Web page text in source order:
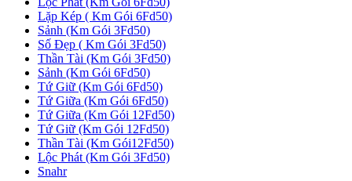
Lặp Kép ( Km Gói 6Fd50)
Sảnh (Km Gói 3Fd50)
Số Đẹp ( Km Gói 3Fd50)
Thần Tài (Km Gói 3Fd50)
Sảnh (Km Gói 6Fd50)
Tứ Giữ (Km Gói 6Fd50)
Tứ Giữa (Km Gói 6Fd50)
Tứ Giữa (Km Gói 12Fd50)
Tứ Giữ (Km Gói 12Fd50)
Thần Tài (Km Gói12Fd50)
Lộc Phát (Km Gói 3Fd50)
Snahr